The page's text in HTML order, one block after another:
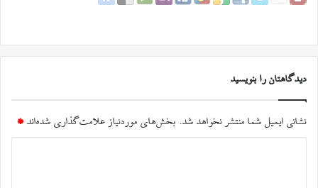
دیدگاهتان را بنویسید
نشانی ایمیل شما منتشر نخواهد شد. بخش‌های موردنیاز علامت‌گذاری شده‌اند *